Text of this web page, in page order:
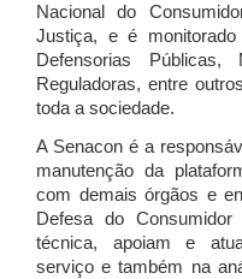
Nacional do
Justiça, e é
Defensorias Públicas,
Reguladoras, entre
toda a sociedade.
A Senacon é a
manutenção da
com demais órgãos e
Defesa do
técnica, apoiam e
serviço e também na